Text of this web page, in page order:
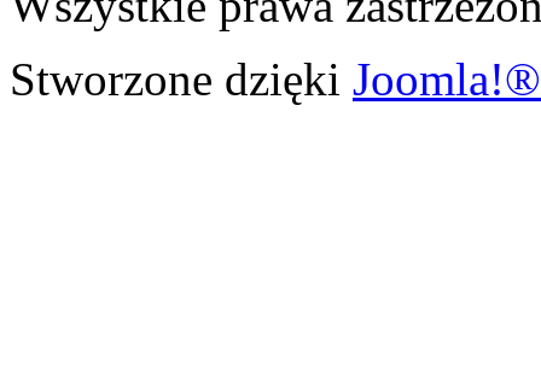
Stworzone dzięki Joomla!®